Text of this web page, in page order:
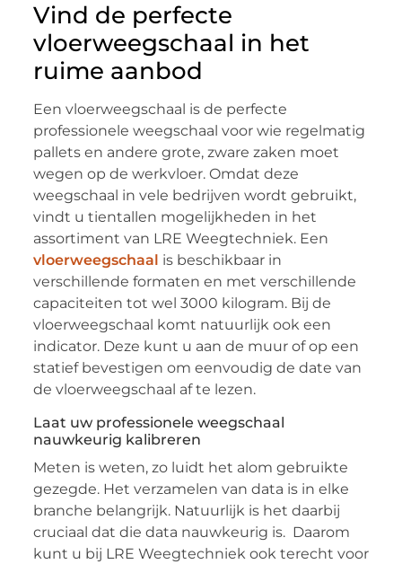
Vind de perfecte
vloerweegschaal in het
ruime aanbod
Een vloerweegschaal is de perfecte
professionele weegschaal voor wie regelmatig
pallets en andere grote, zware zaken moet
wegen op de werkvloer. Omdat deze
weegschaal in vele bedrijven wordt gebruikt,
vindt u tientallen mogelijkheden in het
assortiment van LRE Weegtechniek. Een
vloerweegschaal is beschikbaar in
verschillende formaten en met verschillende
capaciteiten tot wel 3000 kilogram. Bij de
vloerweegschaal komt natuurlijk ook een
indicator. Deze kunt u aan de muur of op een
statief bevestigen om eenvoudig de date van
de vloerweegschaal af te lezen.
Laat uw professionele weegschaal
nauwkeurig kalibreren
Meten is weten, zo luidt het alom gebruikte
gezegde. Het verzamelen van data is in elke
branche belangrijk. Natuurlijk is het daarbij
cruciaal dat die data nauwkeurig is. Daarom
kunt u bij LRE Weegtechniek ook terecht voor